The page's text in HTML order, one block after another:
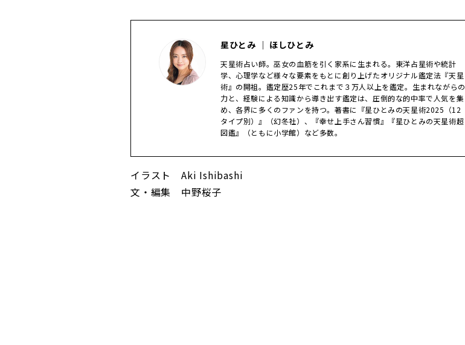
星ひとみ ｜ ほしひとみ
天星術占い師。巫女の血筋を引く家系に生まれる。東洋占星術や統計
学、心理学など様々な要素をもとに創り上げたオリジナル鑑定法『天星
術』の開祖。鑑定歴25年でこれまで３万人以上を鑑定。生まれながらの
力と、経験による知識から導き出す鑑定は、圧倒的な的中率で人気を集
め、各界に多くのファンを持つ。著書に『星ひとみの天星術2025（12
タイプ別）』（幻冬社）、『幸せ上手さん習慣』『星ひとみの天星術超
図鑑』（ともに小学館）など多数。
イラスト Aki Ishibashi
文・編集 中野桜子